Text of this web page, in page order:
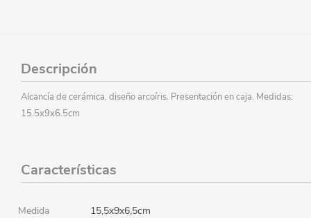
Descripción
Alcancía de cerámica, diseño arcoíris. Presentación en caja. Medidas:
15.5x9x6.5cm
Características
Medida 15,5x9x6,5cm